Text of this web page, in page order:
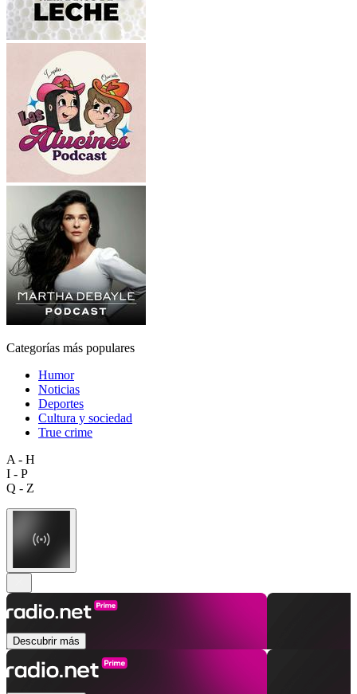
Categorías más populares
Humor
Noticias
Deportes
Cultura y sociedad
True crime
A - H
I - P
Q - Z
Descubrir más